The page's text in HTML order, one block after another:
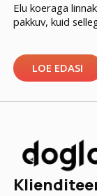
Elu koeraga
pakkuv, kuid
reageerida. Siin
tagada oma
LOE EDASI